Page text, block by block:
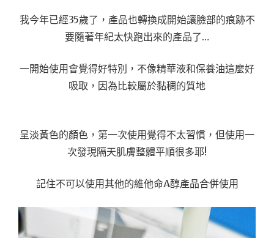
我今年已經35歲了，產品也轉換成開始讓臉部的痕跡不
要隨著年紀太快跑出來的產品了…
一開始使用會覺得好特別，不像精華液和保養油這麼好
吸取，因為比較屬於黏稠的質地
呈淡黃色的顏色，第一次使用覺得不太習慣，但使用一
次發現隔天肌膚整體平順很多耶!
記住不可以使用其他的維他命A醇產品合併使用